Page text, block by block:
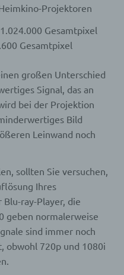
Projektoren
Gesamtpixel
Gesamtpixel
großen Unterschied
Signal, das an
bei der Projektion
Bild
Leinwand noch
sollten Sie versuchen,
Ihres
ray-Player, die
geben normalerweise
sind immer noch
obwohl 720p und 1080i